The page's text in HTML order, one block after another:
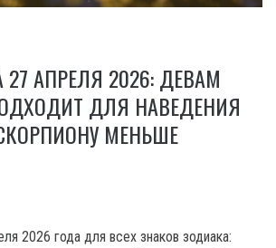
АПРЕЛЯ 2026: ДЕВАМ
ДЛЯ НАВЕДЕНИЯ
МЕНЬШЕ
2026 года для всех знаков зодиака: